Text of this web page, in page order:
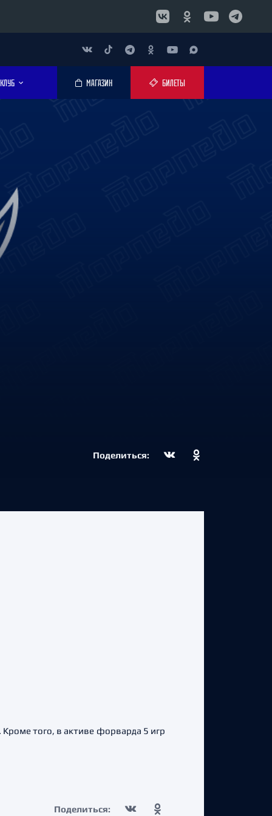
КЛУБ МАГАЗИН БИЛЕТЫ
Поделиться:
того, в активе форварда 5 игр
Поделиться: